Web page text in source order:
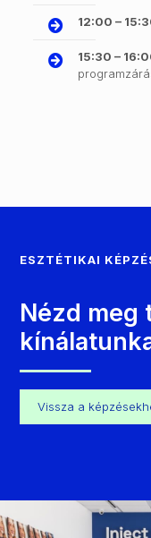
12:00 –
15:30 –
ESZTÉTIKAI
Nézd meg
Vissza a